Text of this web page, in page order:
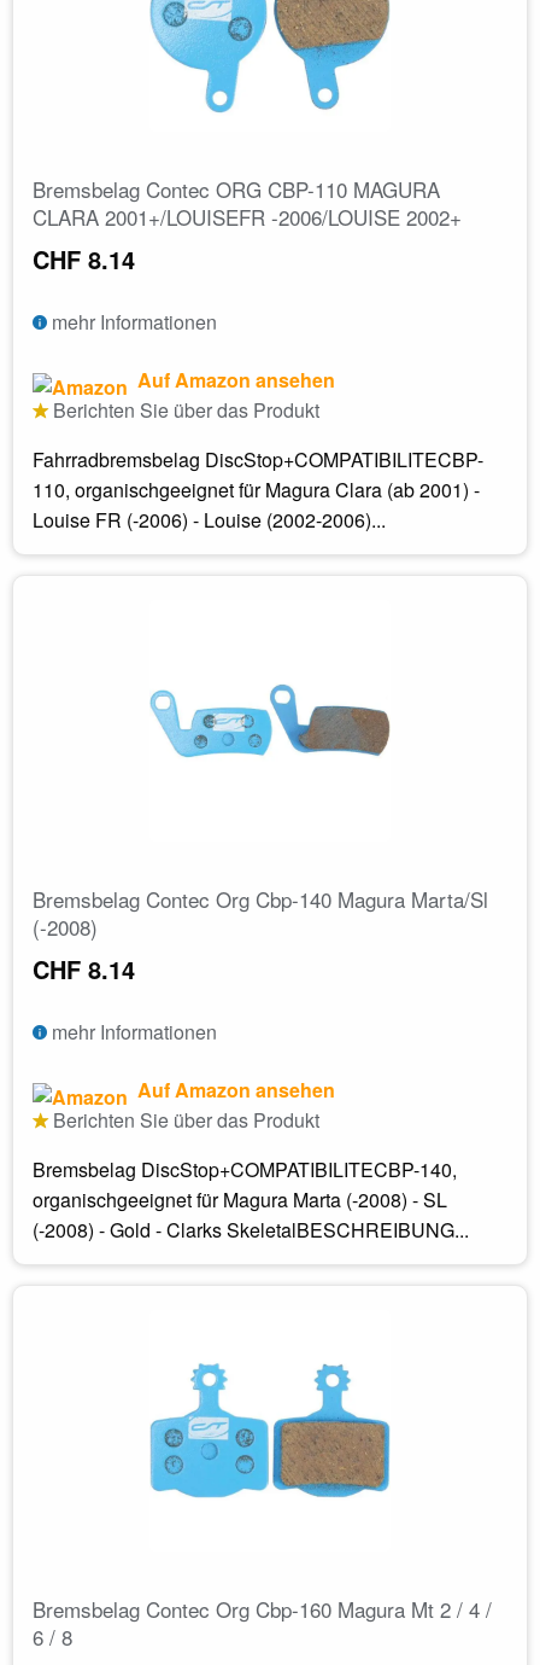
Bremsbelag Contec ORG CBP-110 MAGURA
CLARA 2001+/LOUISEFR -2006/LOUISE 2002+
CHF 8.14
mehr Informationen
Auf Amazon ansehen
Berichten Sie über das Produkt
Fahrradbremsbelag DiscStop+COMPATIBILITECBP-
110, organischgeeignet für Magura Clara (ab 2001) -
Louise FR (-2006) - Louise (2002-2006)...
Bremsbelag Contec Org Cbp-140 Magura Marta/Sl
(-2008)
CHF 8.14
mehr Informationen
Auf Amazon ansehen
Berichten Sie über das Produkt
Bremsbelag DiscStop+COMPATIBILITECBP-140,
organischgeeignet für Magura Marta (-2008) - SL
(-2008) - Gold - Clarks SkeletalBESCHREIBUNG...
Bremsbelag Contec Org Cbp-160 Magura Mt 2 / 4 /
6 / 8